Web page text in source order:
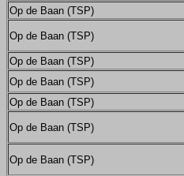
Op de Baan (TSP)
Op de Baan (TSP)
Op de Baan (TSP)
Op de Baan (TSP)
Op de Baan (TSP)
Op de Baan (TSP)
Op de Baan (TSP)